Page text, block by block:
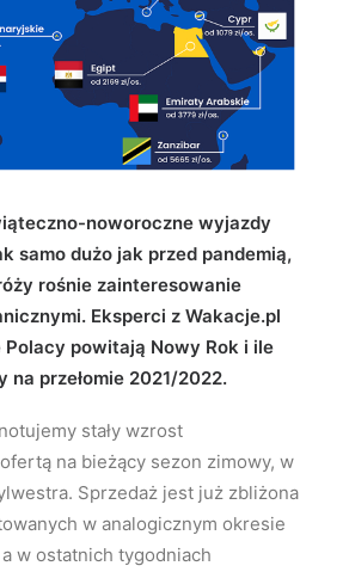
noworoczne wyjazdy
samo dużo jak przed pandemią,
rośnie zainteresowanie
Eksperci z Wakacje.pl
powitają Nowy Rok i ile
na przełomie 2021/2022.
stały wzrost
na bieżący sezon zimowy, w
Sprzedaż jest już zbliżona
w analogicznym okresie
w ostatnich tygodniach